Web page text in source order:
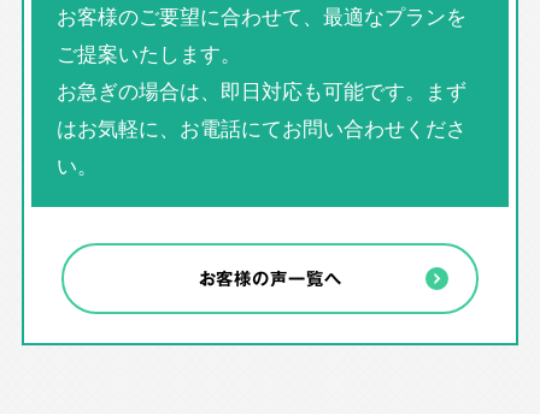
お客様のご要望に合わせて、最適なプランを
ご提案いたします。
お急ぎの場合は、即日対応も可能です。まず
はお気軽に、お電話にてお問い合わせくださ
い。
お客様の声一覧へ